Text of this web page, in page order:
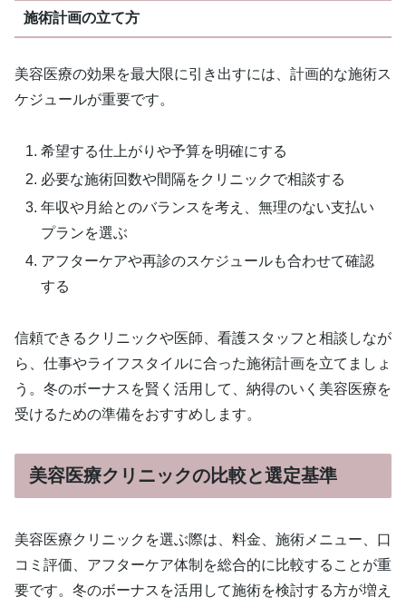
施術計画の立て方
美容医療の効果を最大限に引き出すには、計画的な施術ス
ケジュールが重要です。
希望する仕上がりや予算を明確にする
必要な施術回数や間隔をクリニックで相談する
年収や月給とのバランスを考え、無理のない支払い
プランを選ぶ
アフターケアや再診のスケジュールも合わせて確認
する
信頼できるクリニックや医師、看護スタッフと相談しなが
ら、仕事やライフスタイルに合った施術計画を立てましょ
う。冬のボーナスを賢く活用して、納得のいく美容医療を
受けるための準備をおすすめします。
美容医療クリニックの比較と選定基準
美容医療クリニックを選ぶ際は、料金、施術メニュー、口
コミ評価、アフターケア体制を総合的に比較することが重
要です。冬のボーナスを活用して施術を検討する方が増え